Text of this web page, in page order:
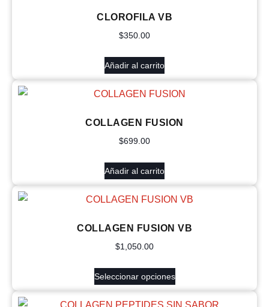
CLOROFILA VB
$350.00
Añadir al carrito
COLLAGEN FUSION
$699.00
Añadir al carrito
COLLAGEN FUSION VB
$1,050.00
Seleccionar opciones